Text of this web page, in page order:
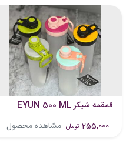
قمقمه شیکر EYUN 500 ML
255,000 تومان مشاهده محصول